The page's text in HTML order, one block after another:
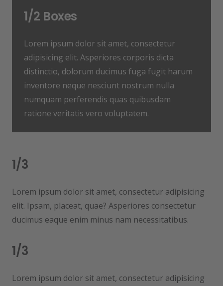
1/2 Boxes
Lorem ipsum dolor sit amet, consectetur
adipisicing elit. Asperiores corporis dicta
distinctio, dolorum ducimus fuga fugit harum
inventore neque nesciunt nostrum nulla
numquam perferendis quas quibusdam
ratione veritatis vero voluptatem.
1/3
Lorem ipsum dolor sit amet, consectetur adipisicing
elit. Ipsam, placeat, quae? Asperiores consectetur
ducimus eaque enim minus nam necessitatibus.
1/3
Lorem ipsum dolor sit amet, consectetur adipisicing